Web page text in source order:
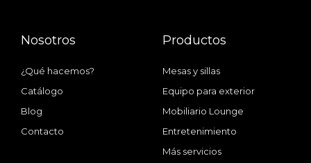
Nosotros
¿Qué hacemos?
Catálogo
Blog
Contacto
Productos
Mesas y sillas
Equipo para exterior
Mobiliario Lounge
Entretenimiento
Más servicios